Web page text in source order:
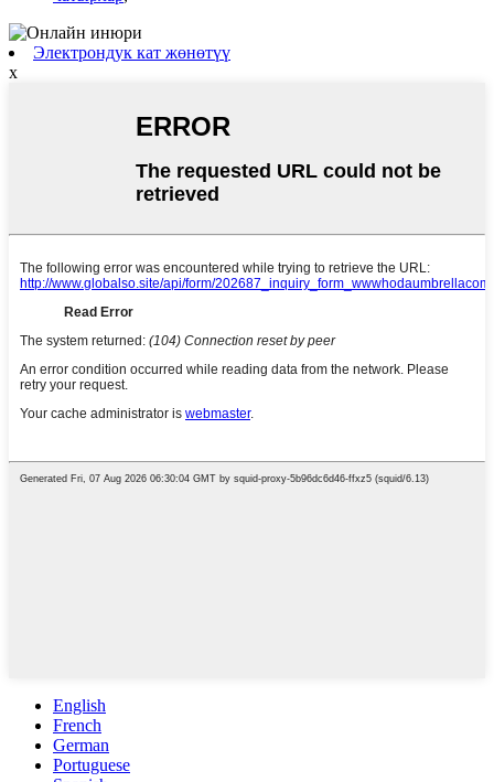
Электрондук кат жөнөтүү
x
English
French
German
Portuguese